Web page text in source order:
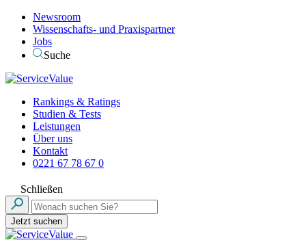
Newsroom
Wissenschafts- und Praxispartner
Jobs
Suche
Rankings & Ratings
Studien & Tests
Leistungen
Über uns
Kontakt
0221 67 78 67 0
Schließen
Jetzt suchen